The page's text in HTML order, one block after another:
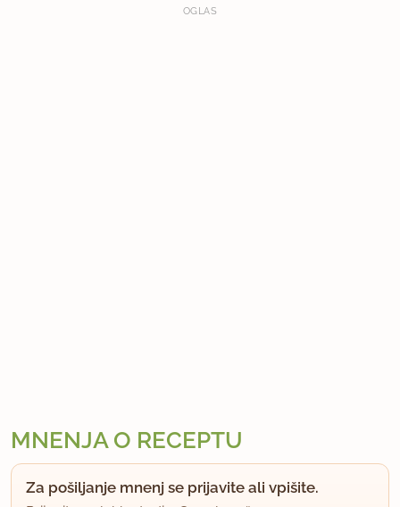
OGLAS
MNENJA O RECEPTU
Za pošiljanje mnenj se prijavite ali vpišite.